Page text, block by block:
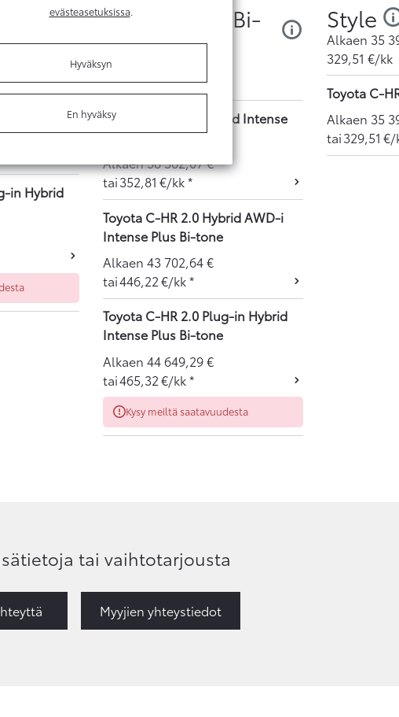
AWD-i
in Hybrid
Intense Plus Bi-
tone
Alkaen
352,81€/kk
Toyota C-HR 1.8 Hybrid Intense
Plus Bi-tone
Alkaen38 562,07€
tai352,81 €/kk*
Toyota C-HR 2.0 Hybrid AWD-i
Intense Plus Bi-tone
Alkaen 43 702,64€
tai446,22€/kk*
Toyota C-HR 2.0 Plug-in Hybrid
Intense Plus Bi-tone
Alkaen 44 649,29€
tai465,32€/kk*
Kysy meiltä saatavuudesta
Style
Alkaen 35
329,51 €/kk
Toyota C-
Alkaen 35
tai329,51 €/
tai vaihtotarjousta
Myyjien yhteystiedot
evästeasetuksissa.
Hyväksyn
En hyväksy